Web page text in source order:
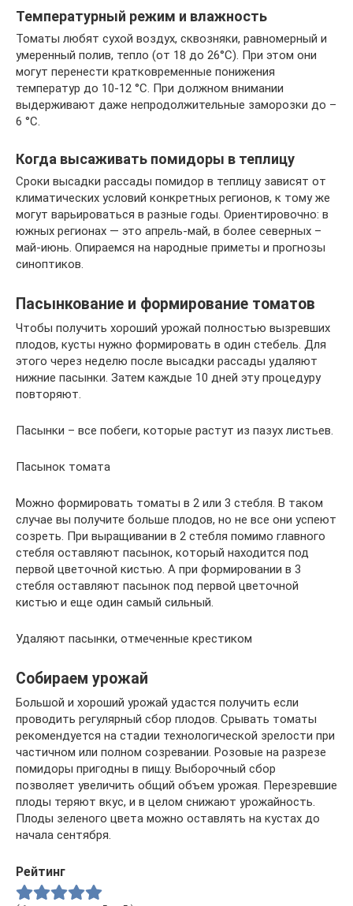
Температурный режим и влажность
Томаты любят сухой воздух, сквозняки, равномерный и
умеренный полив, тепло (от 18 до 26°С). При этом они
могут перенести кратковременные понижения
температур до 10-12 °С. При должном внимании
выдерживают даже непродолжительные заморозки до –
6 °С.
Когда высаживать помидоры в теплицу
Сроки высадки рассады помидор в теплицу зависят от
климатических условий конкретных регионов, к тому же
могут варьироваться в разные годы. Ориентировочно: в
южных регионах — это апрель-май, в более северных –
май-июнь. Опираемся на народные приметы и прогнозы
синоптиков.
Пасынкование и формирование томатов
Чтобы получить хороший урожай полностью вызревших
плодов, кусты нужно формировать в один стебель. Для
этого через неделю после высадки рассады удаляют
нижние пасынки. Затем каждые 10 дней эту процедуру
повторяют.
Пасынки – все побеги, которые растут из пазух листьев.
Пасынок томата
Можно формировать томаты в 2 или 3 стебля. В таком
случае вы получите больше плодов, но не все они успеют
созреть. При выращивании в 2 стебля помимо главного
стебля оставляют пасынок, который находится под
первой цветочной кистью. А при формировании в 3
стебля оставляют пасынок под первой цветочной
кистью и еще один самый сильный.
Удаляют пасынки, отмеченные крестиком
Собираем урожай
Большой и хороший урожай удастся получить если
проводить регулярный сбор плодов. Срывать томаты
рекомендуется на стадии технологической зрелости при
частичном или полном созревании. Розовые на разрезе
помидоры пригодны в пищу. Выборочный сбор
позволяет увеличить общий объем урожая. Перезревшие
плоды теряют вкус, и в целом снижают урожайность.
Плоды зеленого цвета можно оставлять на кустах до
начала сентября.
Рейтинг